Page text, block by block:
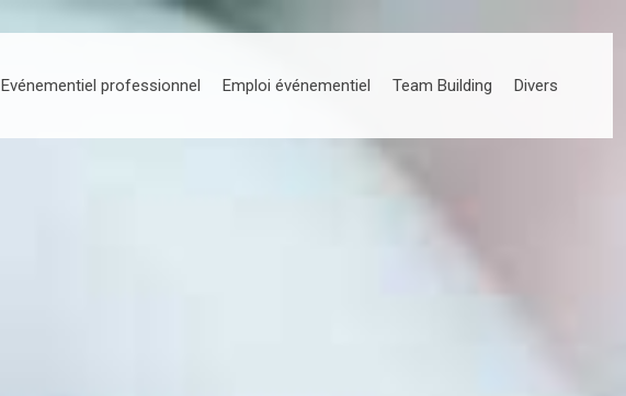
Evénementiel professionnel Emploi événementiel Team Building Divers